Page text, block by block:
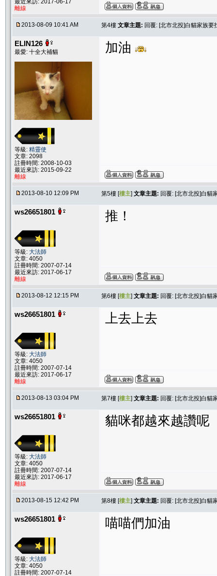
最近來訪: 2017-06-17
離線
2013-08-09 10:41 AM 第4樓 文章主題: 回覆: [北市北投]白貓家族要
ELIN126
最愛: 十全大補貓
等級: 精靈使
文章: 2098
註冊時間: 2008-10-03
最近來訪: 2015-09-22
離線
加油
2013-08-10 12:09 PM 第5樓 [樓主] 文章主題: 回覆: [北市北投]白貓
ws26651801
等級: 大法師
文章: 4050
註冊時間: 2007-07-14
最近來訪: 2017-06-17
離線
推！
2013-08-12 12:15 PM 第6樓 [樓主] 文章主題: 回覆: [北市北投]白貓
ws26651801
等級: 大法師
文章: 4050
註冊時間: 2007-07-14
最近來訪: 2017-06-17
離線
上去上去
2013-08-13 03:04 PM 第7樓 [樓主] 文章主題: 回覆: [北市北投]白貓
ws26651801
等級: 大法師
文章: 4050
註冊時間: 2007-07-14
最近來訪: 2017-06-17
離線
貓咪都越來越讚呢
2013-08-15 12:42 PM 第8樓 [樓主] 文章主題: 回覆: [北市北投]白貓
ws26651801
等級: 大法師
文章: 4050
註冊時間: 2007-07-14
喵喵們加油